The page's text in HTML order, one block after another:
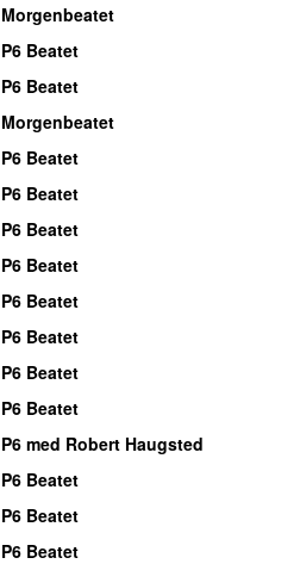
Morgenbeatet
P6 Beatet
P6 Beatet
Morgenbeatet
P6 Beatet
P6 Beatet
P6 Beatet
P6 Beatet
P6 Beatet
P6 Beatet
P6 Beatet
P6 Beatet
P6 med Robert Haugsted
P6 Beatet
P6 Beatet
P6 Beatet